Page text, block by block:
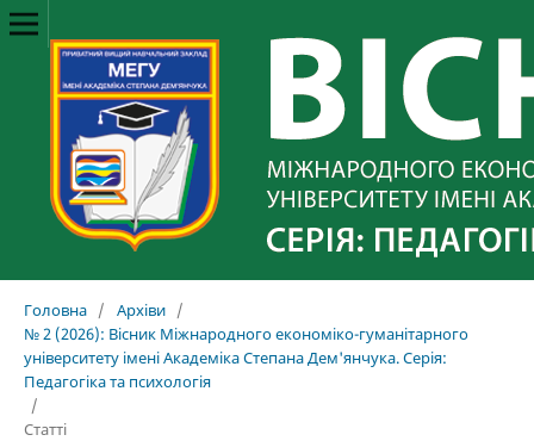
Головна / Архіви /
№ 2 (2026): Вісник Міжнародного економіко-гуманітарного
університету імені Академіка Степана Дем'янчука. Серія:
Педагогіка та психологія
/
Статті